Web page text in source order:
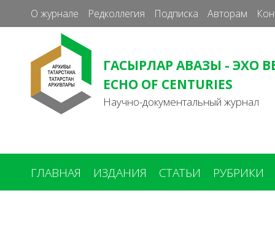
О журнале Редколлегия Подписка Авторам
ГАСЫРЛАР АВАЗЫ - ЭХО
ECHO OF CENTURIES
Научно-документальный журнал
ГЛАВНАЯ ИЗДАНИЯ СТАТЬИ РУБРИКИ